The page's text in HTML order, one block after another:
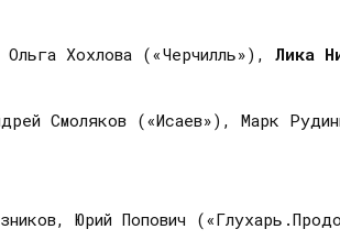
Хохлова («Черчилль»), Лика
Смоляков («Исаев»), Марк
Юрий Попович